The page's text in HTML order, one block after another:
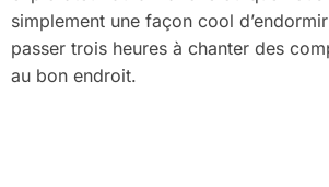
simplement une façon cool
passer trois heures à chanter des
au bon endroit.